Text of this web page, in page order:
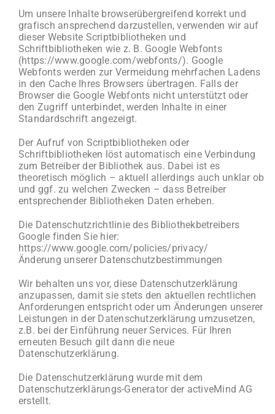
Um unsere Inhalte browserübergreifend korrekt und
grafisch ansprechend darzustellen, verwenden wir auf
dieser Website Scriptbibliotheken und
Schriftbibliotheken wie z. B. Google Webfonts
(https://www.google.com/webfonts/). Google
Webfonts werden zur Vermeidung mehrfachen Ladens
in den Cache Ihres Browsers übertragen. Falls der
Browser die Google Webfonts nicht unterstützt oder
den Zugriff unterbindet, werden Inhalte in einer
Standardschrift angezeigt.
Der Aufruf von Scriptbibliotheken oder
Schriftbibliotheken löst automatisch eine Verbindung
zum Betreiber der Bibliothek aus. Dabei ist es
theoretisch möglich – aktuell allerdings auch unklar ob
und ggf. zu welchen Zwecken – dass Betreiber
entsprechender Bibliotheken Daten erheben.
Die Datenschutzrichtlinie des Bibliothekbetreibers
Google finden Sie hier:
https://www.google.com/policies/privacy/
Änderung unserer Datenschutzbestimmungen
Wir behalten uns vor, diese Datenschutzerklärung
anzupassen, damit sie stets den aktuellen rechtlichen
Anforderungen entspricht oder um Änderungen unserer
Leistungen in der Datenschutzerklärung umzusetzen,
z.B. bei der Einführung neuer Services. Für Ihren
erneuten Besuch gilt dann die neue
Datenschutzerklärung.
Die Datenschutzerklärung wurde mit dem
Datenschutzerklärungs-Generator der activeMind AG
erstellt.